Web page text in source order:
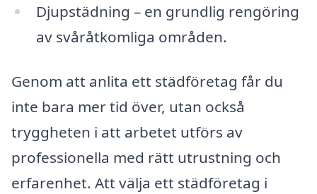
Djupstädning – en grundlig rengöring
av svåråtkomliga områden.
Genom att anlita ett städföretag får du
inte bara mer tid över, utan också
tryggheten i att arbetet utförs av
professionella med rätt utrustning och
erfarenhet. Att välja ett städföretag i